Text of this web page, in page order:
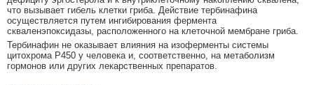
что вызывает гибель клетки гриба. Действие тербинафина
осуществляется путем ингибирования фермента
скваленэпоксидазы, расположенного на клеточной мембране гриба.
Тербинафин не оказывает влияния на изоферменты системы
цитохрома Р450 у человека и, соответственно, на метаболизм
гормонов или других лекарственных препаратов.